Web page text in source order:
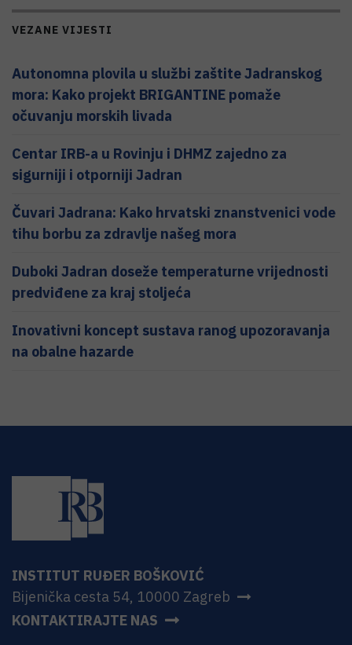
VEZANE VIJESTI
Autonomna plovila u službi zaštite Jadranskog
mora: Kako projekt BRIGANTINE pomaže
očuvanju morskih livada
Centar IRB-a u Rovinju i DHMZ zajedno za
sigurniji i otporniji Jadran
Čuvari Jadrana: Kako hrvatski znanstvenici vode
tihu borbu za zdravlje našeg mora
Duboki Jadran doseže temperaturne vrijednosti
predviđene za kraj stoljeća
Inovativni koncept sustava ranog upozoravanja
na obalne hazarde
INSTITUT RUĐER BOŠKOVIĆ
Bijenička cesta 54, 10000 Zagreb
KONTAKTIRAJTE NAS